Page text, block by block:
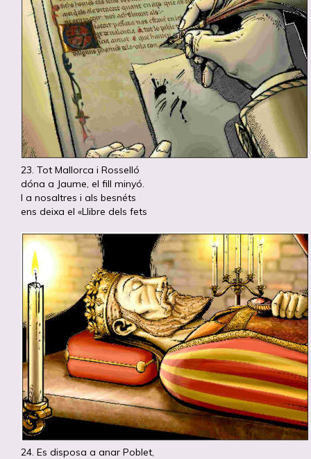
23. Tot Mallorca i Rosselló
dóna a Jaume, el fill minyó.
I a nosaltres i als besnéts
ens deixa el «Llibre dels fets
24. Es disposa a anar Poblet,